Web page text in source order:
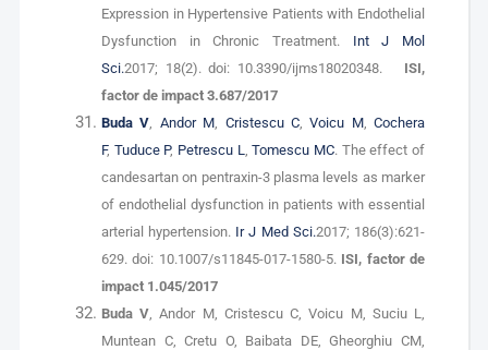
Expression in Hypertensive Patients with Endothelial
Dysfunction in Chronic Treatment. Int J Mol
Sci.2017; 18(2). doi: 10.3390/ijms18020348. ISI,
factor de impact 3.687/2017
Buda V, Andor M, Cristescu C,Voicu M,Cochera
F, Tuduce P, Petrescu L,Tomescu MC. The effect of
candesartan on pentraxin-3 plasma levels as marker
of endothelial dysfunction in patients with essential
arterial hypertension. Ir J Med Sci.2017; 186(3):621-
629. doi: 10.1007/s11845-017-1580-5. ISI, factor de
impact 1.045/2017
Buda V, Andor M, Cristescu C, Voicu M, Suciu L,
Muntean C, Cretu O, Baibata DE, Gheorghiu CM,